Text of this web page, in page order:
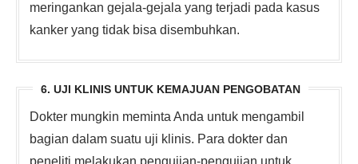
meringankan gejala-gejala yang terjadi pada kasus
kanker yang tidak bisa disembuhkan.
6. UJI KLINIS UNTUK KEMAJUAN PENGOBATAN
Dokter mungkin meminta Anda untuk mengambil
bagian dalam suatu uji klinis. Para dokter dan
peneliti melakukan pengujian-pengujian untuk